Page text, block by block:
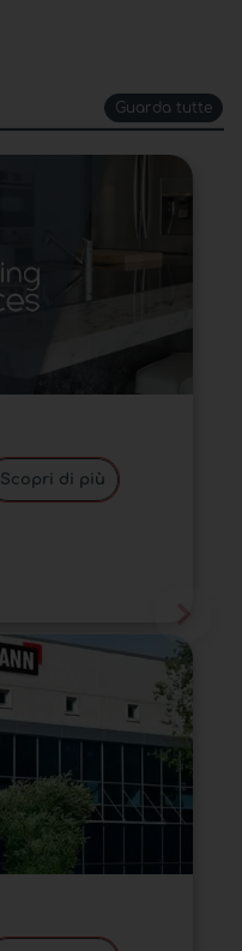
Guarda tutte
Scopri di più